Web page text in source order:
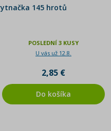
145 hrotů
POSLEDNÍ 3 KUSY
U vás už 12.8.
2,85 €
Do košíka